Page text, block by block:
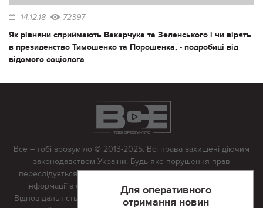
14.12.18 72397
Як рівняни сприймають Вакарчука та Зеленського і чи вірять
в президенство Тимошенко та Порошенка, - подробиці від
відомого соціолога
Для оперативного
отримання новин
Все – тобі зрозуміло © 2013-2025. Всі права захищені діючим
законодавством України. Будь-яке порушення прав
переслідується в судовому порядку. Будь-яке відтворення
інформації з сайту тільки з письмово дозволу редакції.
Відповідальність за достовірність усіх матеріалів, розміщених